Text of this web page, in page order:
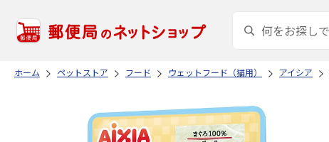
ホーム ペットストア フード ウェットフード（猫用） アイシア